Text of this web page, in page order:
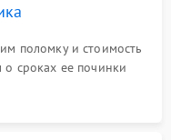
поломку и стоимость
сроках ее починки